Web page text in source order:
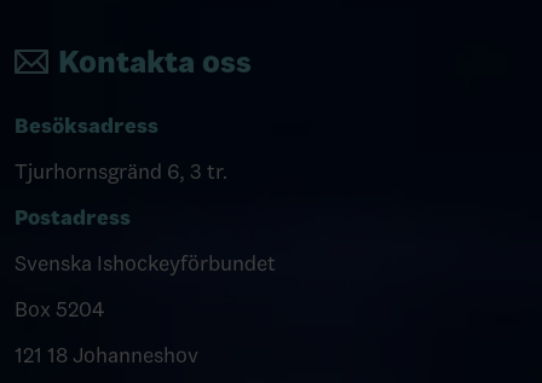
Kontakta oss
Besöksadress
Tjurhornsgränd 6, 3 tr.
Postadress
Svenska Ishockeyförbundet
Box 5204
121 18 Johanneshov